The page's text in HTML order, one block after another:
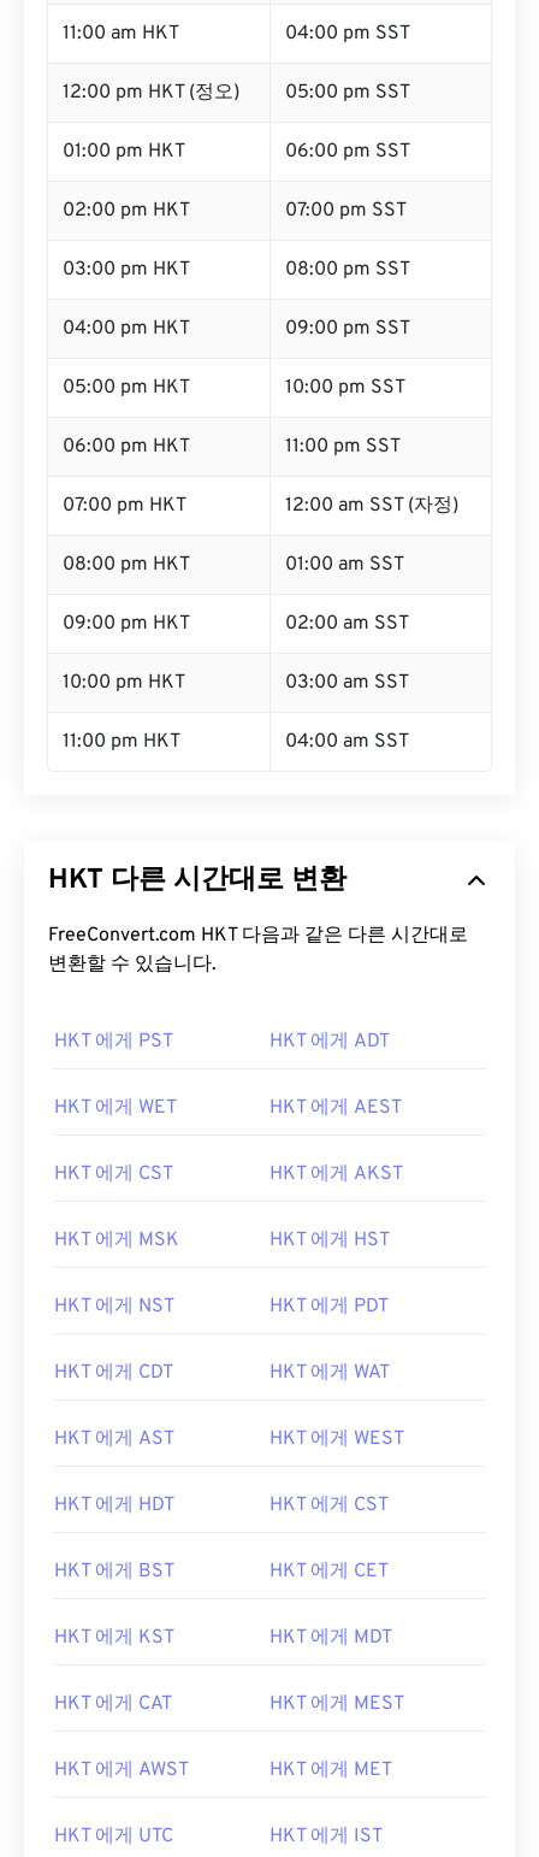
11:00 am HKT 04:00 pm SST
12:00 pm HKT (정오) 05:00 pm SST
01:00 pm HKT 06:00 pm SST
02:00 pm HKT 07:00 pm SST
03:00 pm HKT 08:00 pm SST
04:00 pm HKT 09:00 pm SST
05:00 pm HKT 10:00 pm SST
06:00 pm HKT 11:00 pm SST
07:00 pm HKT 12:00 am SST (자정)
08:00 pm HKT 01:00 am SST
09:00 pm HKT 02:00 am SST
10:00 pm HKT 03:00 am SST
11:00 pm HKT 04:00 am SST
HKT 다른 시간대로 변환
FreeConvert.com HKT 다음과 같은 다른 시간대로
변환할 수 있습니다.
HKT 에게 PST HKT 에게 ADT
HKT 에게 WET HKT 에게 AEST
HKT 에게 CST HKT 에게 AKST
HKT 에게 MSK HKT 에게 HST
HKT 에게 NST HKT 에게 PDT
HKT 에게 CDT HKT 에게 WAT
HKT 에게 AST HKT 에게 WEST
HKT 에게 HDT HKT 에게 CST
HKT 에게 BST HKT 에게 CET
HKT 에게 KST HKT 에게 MDT
HKT 에게 CAT HKT 에게 MEST
HKT 에게 AWST HKT 에게 MET
HKT 에게 UTC HKT 에게 IST